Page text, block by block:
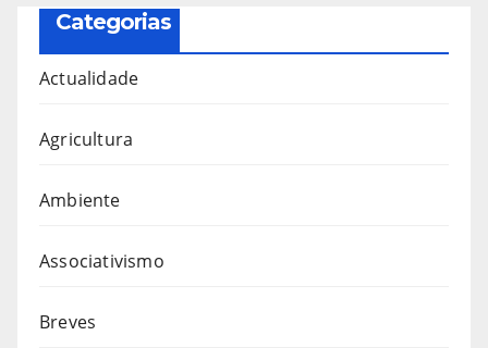
Categorias
Actualidade
Agricultura
Ambiente
Associativismo
Breves